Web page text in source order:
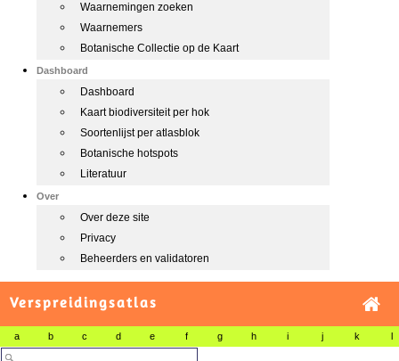
Waarnemingen zoeken
Waarnemers
Botanische Collectie op de Kaart
Dashboard
Dashboard
Kaart biodiversiteit per hok
Soortenlijst per atlasblok
Botanische hotspots
Literatuur
Over
Over deze site
Privacy
Beheerders en validatoren
Verspreidingsatlas
a b c d e f g h i j k l